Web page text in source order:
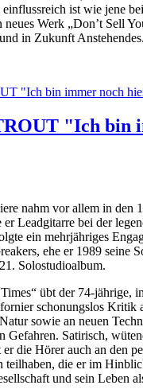
einflussreich ist wie jene
neues Werk „Don’t Sell
in Zukunft Anstehendes.
"Ich bin
nahm vor allem in den
Leadgitarre bei der
ein mehrjähriges
ehe er 1989 seine
Solostudioalbum.
übt der 74-jährige,
schonungslos Kritik
sowie an neuen
Gefahren. Satirisch,
die Hörer auch an den
teilhaben, die er im
und sein Leben